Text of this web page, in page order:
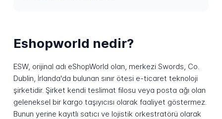
Eshopworld nedir?
ESW, orijinal adı eShopWorld olan, merkezi Swords, Co.
Dublin, İrlanda'da bulunan sınır ötesi e-ticaret teknoloji
şirketidir. Şirket kendi teslimat filosu veya posta ağı olan
geleneksel bir kargo taşıyıcısı olarak faaliyet göstermez.
Bunun yerine kayıtlı satıcı ve lojistik orkestratörü olarak